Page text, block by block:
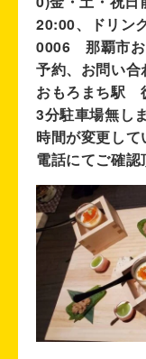
20:00、ドリン
0006 那覇市
予約、お問い
おもろまち駅
3分駐車場無し
時間が変更し
電話にてご確認